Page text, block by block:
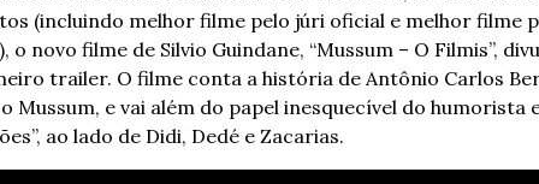
(incluindo melhor filme pelo júri oficial e melhor filme
o novo filme de Silvio Guindane, “Mussum – O Filmis”,
trailer. O filme conta a história de Antônio Carlos
Mussum, e vai além do papel inesquecível do humorista
ao lado de Didi, Dedé e Zacarias.